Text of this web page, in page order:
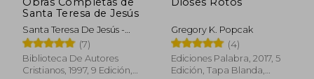
55%
dcto.
S/ 222,60
S/ 100,17
55%
Santa Teresa de Jesús
Santa Teresa De Jesús -
Santa -
(7)
Biblioteca De Autores
Cristianos, 1997, 9 Edición,
Gregory K. Popcak
(4)
Ediciones Palabra, 2017, 5
Edición, Tapa Blanda,